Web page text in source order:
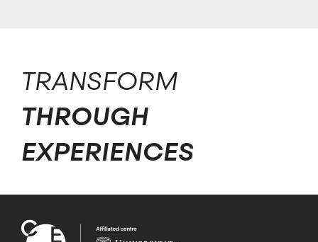
TRANSFORM
THROUGH
EXPERIENCES